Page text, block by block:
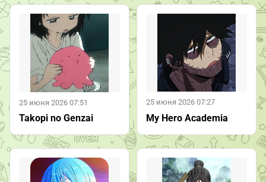
25 июня 2026 07:51
Takopi no Genzai
25 июня 2026 07:27
My Hero Academia